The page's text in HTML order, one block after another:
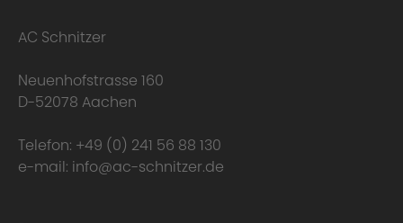
AC Schnitzer
Neuenhofstrasse 160
D-52078 Aachen
Telefon: +49 (0) 241 56 88 130
e-mail: info@ac-schnitzer.de